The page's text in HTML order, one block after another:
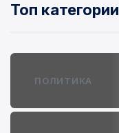
Топ категории
ПОЛИТИКА